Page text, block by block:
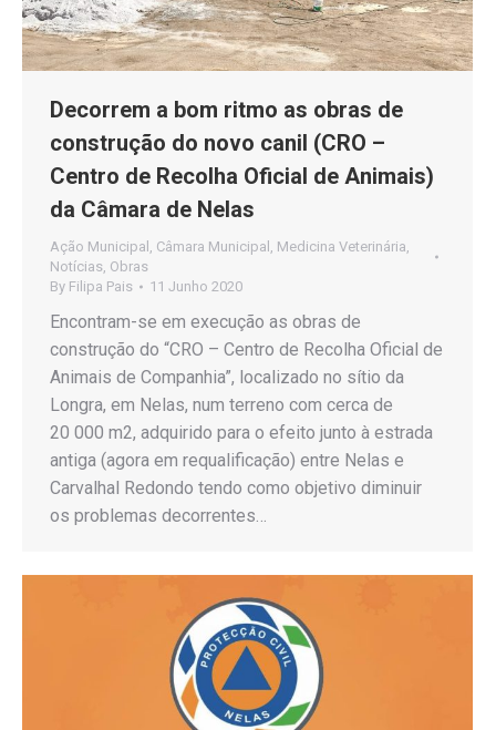
Decorrem a bom ritmo as obras de
construção do novo canil (CRO –
Centro de Recolha Oficial de Animais)
da Câmara de Nelas
Ação Municipal , Câmara Municipal , Medicina Veterinária,
Notícias, Obras
By Filipa Pais 11 Junho 2020
Encontram-se em execução as obras de
construção do “CRO – Centro de Recolha Oficial de
Animais de Companhia”, localizado no sítio da
Longra, em Nelas, num terreno com cerca de
20 000 m2, adquirido para o efeito junto à estrada
antiga (agora em requalificação) entre Nelas e
Carvalhal Redondo tendo como objetivo diminuir
os problemas decorrentes…